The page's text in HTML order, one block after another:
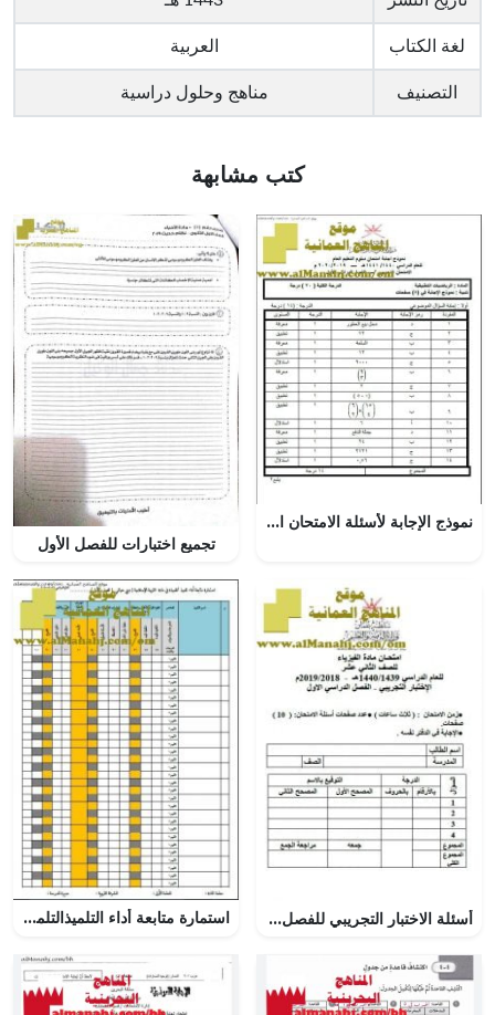
لغة الكتاب العربية
التصنيف مناهج وحلول دراسية
كتب مشابهة
نموذج الإجابة لأسئلة الامتحان التجريبي (رياضيات تطبيقية) الثاني عشر
تجميع اختبارات للفصل الأول
أسئلة الاختبار التجريبي للفصل الدراسي الأول ~ (فيزياء) الثاني عشر استمارة متابعة أداء التلميذالتلميذة (تربية اسلامية) الأول